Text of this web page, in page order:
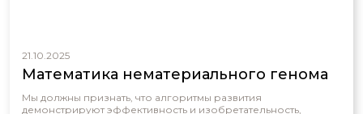
21.10.2025
Математика нематериального генома
Мы должны признать, что алгоритмы развития
демонстрируют эффективность и изобретательность,